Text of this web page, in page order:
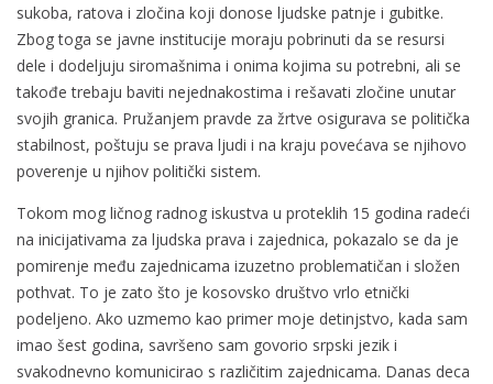
sukoba, ratova i zločina koji donose ljudske patnje i gubitke.
Zbog toga se javne institucije moraju pobrinuti da se resursi
dele i dodeljuju siromašnima i onima kojima su potrebni, ali se
takođe trebaju baviti nejednakostima i rešavati zločine unutar
svojih granica. Pružanjem pravde za žrtve osigurava se politička
stabilnost, poštuju se prava ljudi i na kraju povećava se njihovo
poverenje u njihov politički sistem.
Tokom mog ličnog radnog iskustva u proteklih 15 godina radeći
na inicijativama za ljudska prava i zajednica, pokazalo se da je
pomirenje među zajednicama izuzetno problematičan i složen
pothvat. To je zato što je kosovsko društvo vrlo etnički
podeljeno. Ako uzmemo kao primer moje detinjstvo, kada sam
imao šest godina, savršeno sam govorio srpski jezik i
svakodnevno komunicirao s različitim zajednicama. Danas deca